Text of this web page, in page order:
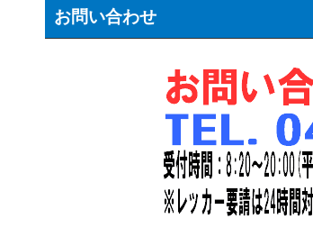
お問い合わせ